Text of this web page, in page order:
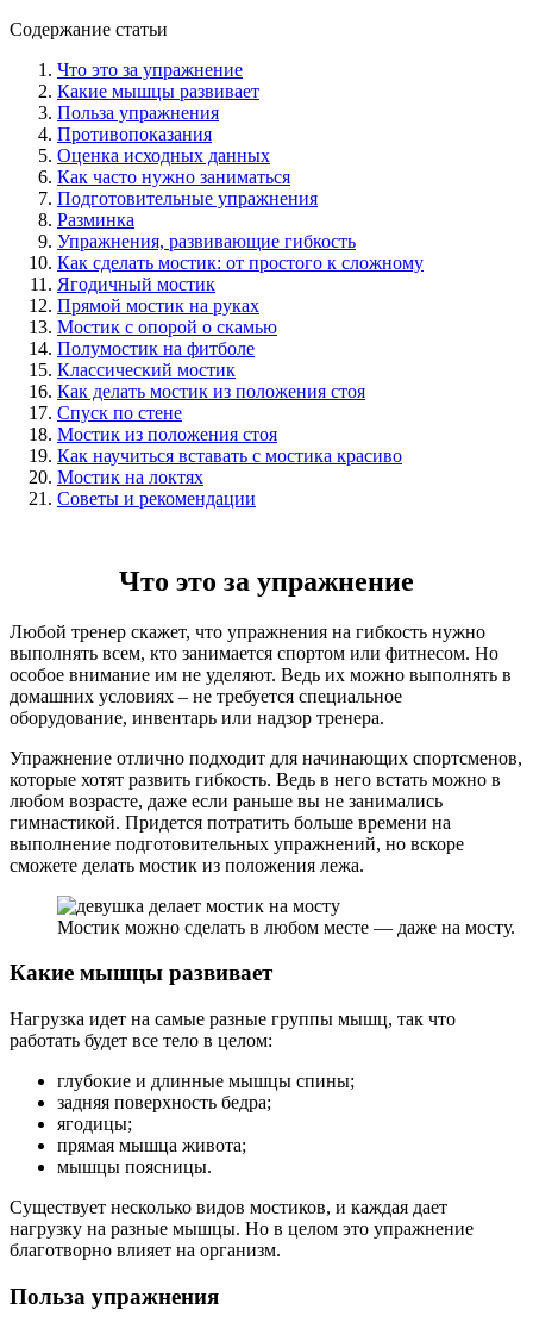
Содержание статьи
Что это за упражнение
Какие мышцы развивает
Польза упражнения
Противопоказания
Оценка исходных данных
Как часто нужно заниматься
Подготовительные упражнения
Разминка
Упражнения, развивающие гибкость
Как сделать мостик: от простого к сложному
Ягодичный мостик
Прямой мостик на руках
Мостик с опорой о скамью
Полумостик на фитболе
Классический мостик
Как делать мостик из положения стоя
Спуск по стене
Мостик из положения стоя
Как научиться вставать с мостика красиво
Мостик на локтях
Советы и рекомендации
Что это за упражнение
Любой тренер скажет, что упражнения на гибкость нужно
выполнять всем, кто занимается спортом или фитнесом. Но
особое внимание им не уделяют. Ведь их можно выполнять в
домашних условиях – не требуется специальное
оборудование, инвентарь или надзор тренера.
Упражнение отлично подходит для начинающих спортсменов,
которые хотят развить гибкость. Ведь в него встать можно в
любом возрасте, даже если раньше вы не занимались
гимнастикой. Придется потратить больше времени на
выполнение подготовительных упражнений, но вскоре
сможете делать мостик из положения лежа.
Мостик можно сделать в любом месте — даже на мосту.
Какие мышцы развивает
Нагрузка идет на самые разные группы мышц, так что
работать будет все тело в целом:
глубокие и длинные мышцы спины;
задняя поверхность бедра;
ягодицы;
прямая мышца живота;
мышцы поясницы.
Существует несколько видов мостиков, и каждая дает
нагрузку на разные мышцы. Но в целом это упражнение
благотворно влияет на организм.
Польза упражнения